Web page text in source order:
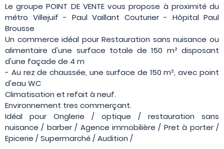
Le groupe POINT DE VENTE vous propose à proximité du
métro Villejuif - Paul Vaillant Couturier - Hôpital Paul
Brousse
Un commerce idéal pour Restauration sans nuisance ou
alimentaire d'une surface totale de 150 m² disposant
d'une façade de 4 m
- Au rez de chaussée, une surface de 150 m², avec point
d'eau WC
Climatisation et refait à neuf.
Environnement tres commerçant.
Idéal pour Onglerie / optique / restauration sans
nuisance / barber / Agence immobilière / Pret à porter /
Epicerie / Supermarché / Audition /